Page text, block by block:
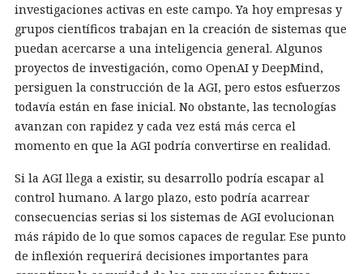
investigaciones activas en este campo. Ya hoy empresas y
grupos científicos trabajan en la creación de sistemas que
puedan acercarse a una inteligencia general. Algunos
proyectos de investigación, como OpenAI y DeepMind,
persiguen la construcción de la AGI, pero estos esfuerzos
todavía están en fase inicial. No obstante, las tecnologías
avanzan con rapidez y cada vez está más cerca el
momento en que la AGI podría convertirse en realidad.
Si la AGI llega a existir, su desarrollo podría escapar al
control humano. A largo plazo, esto podría acarrear
consecuencias serias si los sistemas de AGI evolucionan
más rápido de lo que somos capaces de regular. Ese punto
de inflexión requerirá decisiones importantes para